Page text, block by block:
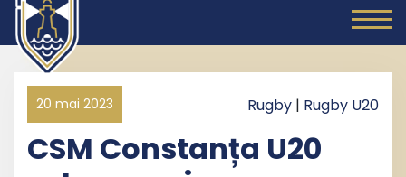
20 mai 2023 Rugby | Rugby U20
CSM Constanța U20